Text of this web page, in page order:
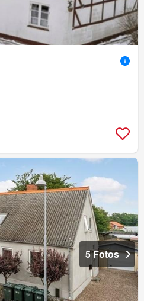
5 Fotos